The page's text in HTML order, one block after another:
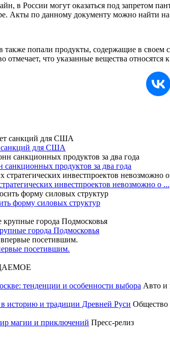
в России могут оказаться под запретом
Акты по данному документу можно найти
попали продукты, содержащие в своем
отмечает, что указанные вещества
санкций для США
продуктов за два года
инвестпроектов невозможно о ...
форму силовых структур
города Подмосковья
посетившим.
тенденции и особенности выбора Авто и
историю и традиции Древней Руси Общество
магии и приключений Пресс-релиз